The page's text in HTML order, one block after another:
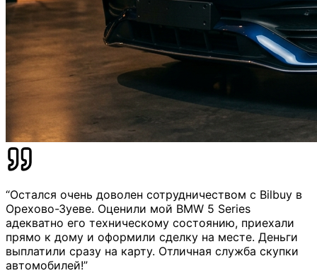
“Остался очень доволен сотрудничеством с Bilbuy в
Орехово-Зуеве. Оценили мой BMW 5 Series
адекватно его техническому состоянию, приехали
прямо к дому и оформили сделку на месте. Деньги
выплатили сразу на карту. Отличная служба скупки
автомобилей!”